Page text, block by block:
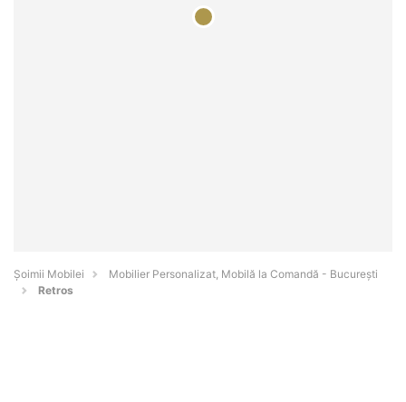
Șoimii Mobilei
Mobilier Personalizat, Mobilă la Comandă - Bucureşti
Retros